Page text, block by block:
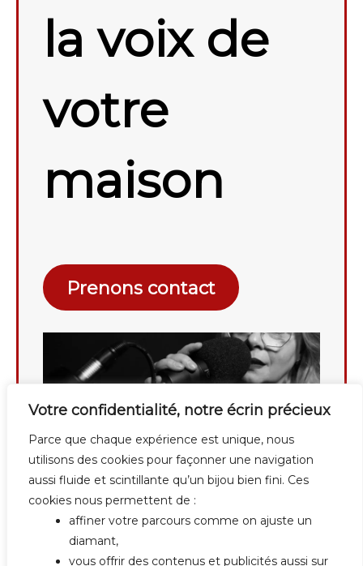
Votre confidentialité, notre écrin précieux
Parce que chaque expérience est unique, nous
utilisons des cookies pour façonner une navigation
aussi fluide et scintillante qu’un bijou bien fini. Ces
cookies nous permettent de :
affiner votre parcours comme on ajuste un
diamant,
vous offrir des contenus et publicités aussi sur
la voix de
votre
maison
Prenons contact